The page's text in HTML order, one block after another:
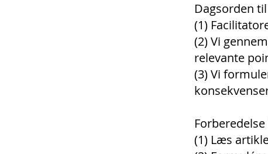
Dagsorden
(1)
(2) Vi
relevante
(3) Vi
(1) Læs